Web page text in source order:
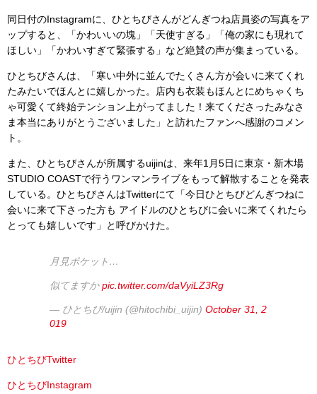
同日付のInstagramに、ひとちびさんがどんぎつね店員姿の写真をア
ップすると、「かわいいの塊」「天使すぎる」「俺の家にも現れて
ほしい」「かわいすぎて緊張する」など絶賛の声が集まっている。
ひとちびさんは、「寒い中外に並んでたくさん方が会いに来てくれ
たみたいでほんとに嬉しかった。店内も衣装もほんとにめちゃくち
ゃ可愛くて終始テンション上がってました！来てくださったみなさ
ま本当にありがとうございました」と訪れたファンへ感謝のコメン
ト。
また、ひとちびさんが所属するuijinは、来年1月5日に東京・新木場
STUDIO COASTで行うワンマンライブをもって解散することを発表
している。ひとちびさんはTwitterにて「今日ひとちびどんぎつねに
会いに来て下さった方も アイドルのひとちびに会いに来てくれたら
とっても嬉しいです」と呼びかけた。
月見ポケット…
似てますかpic.twitter.com/daVyiLZ3Rg
— ひとちび/uijin (@hitochibi_uijin) October 31, 2
019
ひとちびTwitter
ひとちびInstagram